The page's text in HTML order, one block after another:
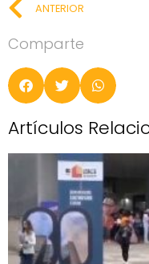
ANTERIOR
Comparte
Artículos